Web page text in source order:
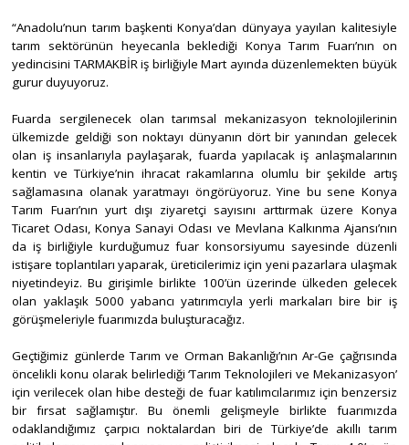
“Anadolu’nun tarım başkenti Konya’dan dünyaya yayılan kalitesiyle
tarım sektörünün heyecanla beklediği Konya Tarım Fuarı’nın on
yedincisini TARMAKBİR iş birliğiyle Mart ayında düzenlemekten büyük
gurur duyuyoruz.
Fuarda sergilenecek olan tarımsal mekanizasyon teknolojilerinin
ülkemizde geldiği son noktayı dünyanın dört bir yanından gelecek
olan iş insanlarıyla paylaşarak, fuarda yapılacak iş anlaşmalarının
kentin ve Türkiye’nin ihracat rakamlarına olumlu bir şekilde artış
sağlamasına olanak yaratmayı öngörüyoruz. Yine bu sene Konya
Tarım Fuarı’nın yurt dışı ziyaretçi sayısını arttırmak üzere Konya
Ticaret Odası, Konya Sanayi Odası ve Mevlana Kalkınma Ajansı’nın
da iş birliğiyle kurduğumuz fuar konsorsiyumu sayesinde düzenli
istişare toplantıları yaparak, üreticilerimiz için yeni pazarlara ulaşmak
niyetindeyiz. Bu girişimle birlikte 100’ün üzerinde ülkeden gelecek
olan yaklaşık 5000 yabancı yatırımcıyla yerli markaları bire bir iş
görüşmeleriyle fuarımızda buluşturacağız.
Geçtiğimiz günlerde Tarım ve Orman Bakanlığı’nın Ar-Ge çağrısında
öncelikli konu olarak belirlediği ‘Tarım Teknolojileri ve Mekanizasyon’
için verilecek olan hibe desteği de fuar katılımcılarımız için benzersiz
bir fırsat sağlamıştır. Bu önemli gelişmeyle birlikte fuarımızda
odaklandığımız çarpıcı noktalardan biri de Türkiye’de akıllı tarım